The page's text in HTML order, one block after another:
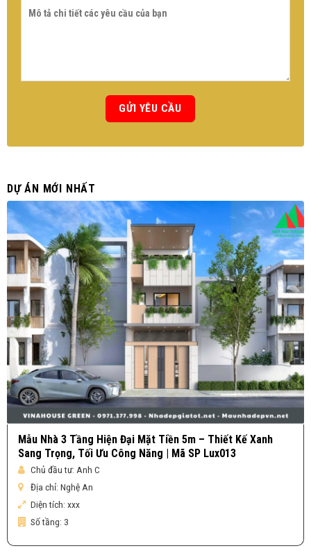
DỰ ÁN MỚI NHẤT
Mẫu Nhà 3 Tầng Hiện Đại Mặt Tiền 5m – Thiết Kế Xanh
Sang Trọng, Tối Ưu Công Năng | Mã SP Lux013
Chủ đầu tư: Anh C
Địa chỉ: Nghệ An
Diện tích: xxx
Số tầng: 3